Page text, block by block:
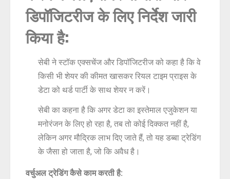
डिपॉजिटरीज के लिए निर्देश जारी
किया है:
सेबी ने स्टॉक एक्सचेंज और डिपॉजिटरीज को कहा है कि वे
किसी भी शेयर की कीमत खासकर रियल टाइम प्राइस के
डेटा को थर्ड पार्टी के साथ शेयर न करें।
सेबी का कहना है कि अगर डेटा का इस्तेमाल एजुकेशन या
मनोरंजन के लिए हो रहा है, तब तो कोई दिक्कत नहीं है,
लेकिन अगर मौद्रिक लाभ दिए जाते हैं, तो यह डब्बा ट्रेडिंग
के जैसा हो जाता है, जो कि अवैध है।
वर्चुअल ट्रेडिंग कैसे काम करती है: